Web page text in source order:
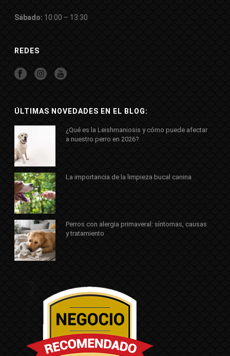
Sábado: 10:00 – 13:30
REDES
ÚLTIMAS NOVEDADES EN EL BLOG:
¿Qué es la Leishmaniosis y cómo puede afectar
a nuestro perro en 2026?
La importancia de la limpieza bucal canina
Perros con alergia primaveral: síntomas, causas
y tratamiento